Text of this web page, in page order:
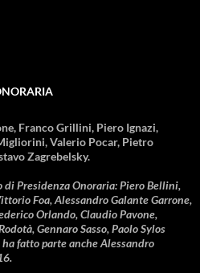
Franco Grillini, Piero Ignazi,
Valerio Pocar, Pietro
Zagrebelsky.
Presidenza Onoraria: Piero Bellini,
Foa, Alessandro Galante Garrone,
Orlando, Claudio Pavone,
Gennaro Sasso, Paolo Sylos
fatto parte anche Alessandro